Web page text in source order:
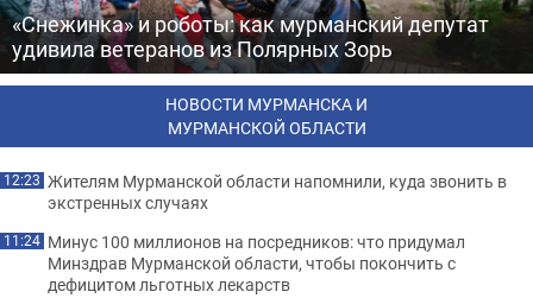
«Снежинка» и роботы: как мурманский депутат
удивила ветеранов из Полярных Зорь
НОВОСТИ МУРМАНСКА И
МУРМАНСКОЙ ОБЛАСТИ
12:23 Жителям Мурманской области напомнили, куда звонить в
экстренных случаях
11:24 Минус 100 миллионов на посредников: что придумал
Минздрав Мурманской области, чтобы покончить с
дефицитом льготных лекарств